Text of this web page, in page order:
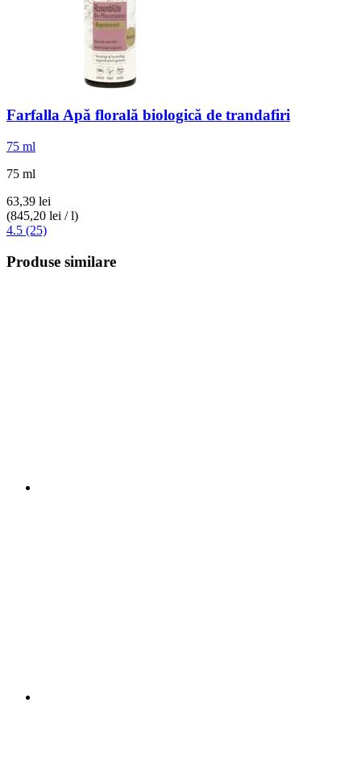
FarfallaApă florală biologică de trandafiri
75 ml
75 ml
63,39 lei
(845,20 lei / l)
4.5 (25)
Produse similare